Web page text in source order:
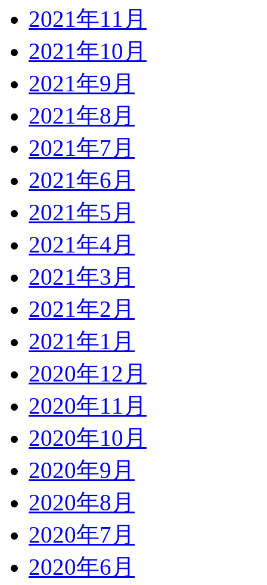
2021年11月
2021年10月
2021年9月
2021年8月
2021年7月
2021年6月
2021年5月
2021年4月
2021年3月
2021年2月
2021年1月
2020年12月
2020年11月
2020年10月
2020年9月
2020年8月
2020年7月
2020年6月